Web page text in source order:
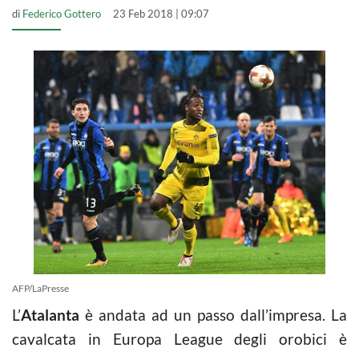
di Federico Gottero 23 Feb 2018 | 09:07
AFP/LaPresse
L’Atalanta è andata ad un passo dall’impresa. La
cavalcata in Europa League degli orobici è